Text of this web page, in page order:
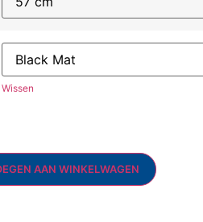
Wissen
AAN WINKELWAGEN